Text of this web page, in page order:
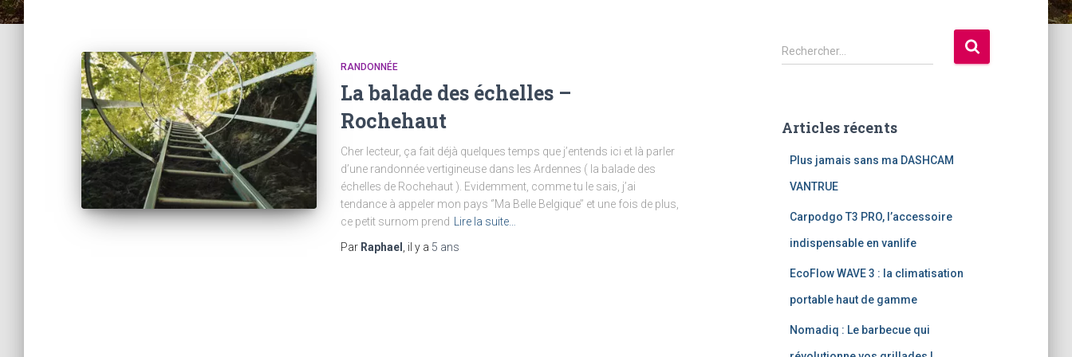
RANDONNÉE
La balade des échelles –
Rochehaut
Cher lecteur, ça fait déjà quelques temps que j’entends ici et là parler
d’une randonnée vertigineuse dans les Ardennes ( la balade des
échelles de Rochehaut ). Evidemment, comme tu le sais, j’ai
tendance à appeler mon pays ‘’Ma Belle Belgique’’ et une fois de plus,
ce petit surnom prend
Lire la suite…
Par Raphael , il y a 5 ans
R
e
r
Rechercher…
Articles récents
Plus jamais sans ma DASHCAM
VANTRUE
Carpodgo T3 PRO, l’accessoire
indispensable en vanlife
EcoFlow WAVE 3 : la climatisation
portable haut de gamme
Nomadiq : Le barbecue qui